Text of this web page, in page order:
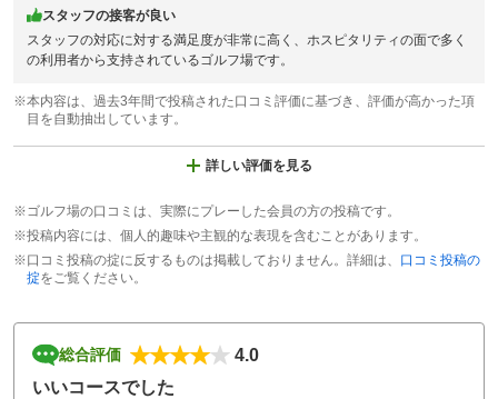
スタッフの接客が良い
スタッフの対応に対する満足度が非常に高く、ホスピタリティの面で多く
の利用者から支持されているゴルフ場です。
※本内容は、過去3年間で投稿された口コミ評価に基づき、評価が高かった項
目を自動抽出しています。
詳しい評価を見る
※ゴルフ場の口コミは、実際にプレーした会員の方の投稿です。
※投稿内容には、個人的趣味や主観的な表現を含むことがあります。
※口コミ投稿の掟に反するものは掲載しておりません。詳細は、 口コミ投稿の
掟をご覧ください。
総合評価
4.0
いいコースでした